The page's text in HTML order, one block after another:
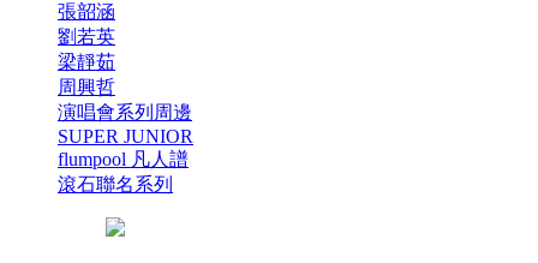
張韶涵
劉若英
梁靜茹
周興哲
演唱會系列周邊
SUPER JUNIOR
flumpool 凡人譜
滾石聯名系列